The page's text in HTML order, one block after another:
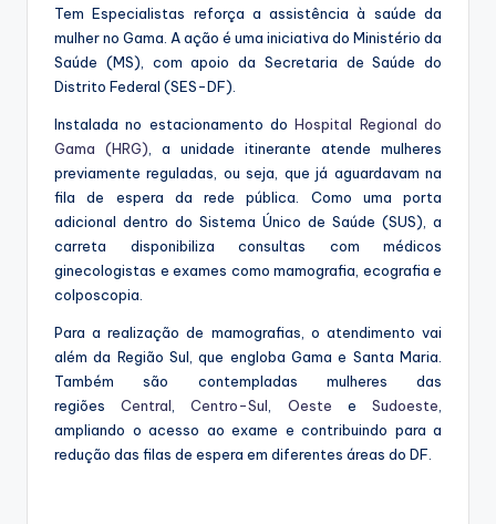
Tem Especialistas reforça a assistência à saúde da
mulher no Gama. A ação é uma iniciativa do Ministério da
Saúde (MS), com apoio da Secretaria de Saúde do
Distrito Federal (SES-DF).
Instalada no estacionamento doHospital Regional do
Gama (HRG), a unidade itinerante atende mulheres
previamente reguladas, ou seja, que já aguardavam na
fila de espera da rede pública. Como uma porta
adicional dentro do Sistema Único de Saúde (SUS), a
carreta disponibiliza consultas com médicos
ginecologistas e exames como mamografia, ecografia e
colposcopia.
Para a realização de mamografias, o atendimento vai
além da Região Sul, que engloba Gama e Santa Maria.
Também são contempladas mulheres das
regiõesCentral,Centro-Sul, Oeste eSudoeste,
ampliando o acesso ao exame e contribuindo para a
redução das filas de espera em diferentes áreas do DF.